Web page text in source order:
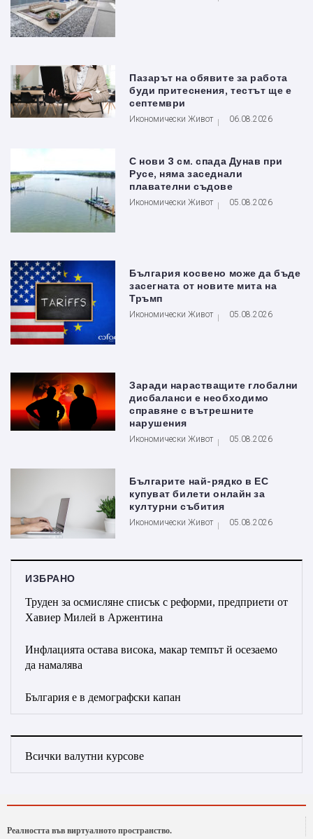
Пазарът на обявите за работа
буди притеснения, тестът ще е
септември
Икономически Живот 06.08.2026
С нови 3 см. спада Дунав при
Русе, няма заседнали
плавателни съдове
Икономически Живот 05.08.2026
България косвено може да бъде
засегната от новите мита на
Тръмп
Икономически Живот 05.08.2026
Заради нарастващите глобални
дисбаланси е необходимо
справяне с вътрешните
нарушения
Икономически Живот 05.08.2026
Българите най-рядко в ЕС
купуват билети онлайн за
културни събития
Икономически Живот 05.08.2026
ИЗБРАНО
Труден за осмисляне списък с реформи, предприети от
Хавиер Милей в Аржентина
Инфлацията остава висока, макар темпът й осезаемо
да намалява
България е в демографски капан
Всички валутни курсове
Реалността във виртуалното пространство.